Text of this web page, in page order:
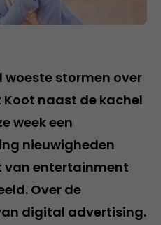
woeste stormen over
naast de kachel
week een
nieuwigheden
van entertainment
Over de
digital advertising.